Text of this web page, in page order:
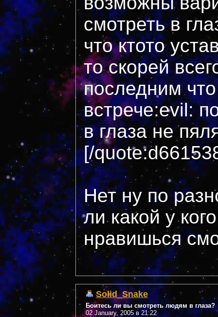
смотреть в
что ктото
то скорей
последним
встрече:evil:
в глаза не
[/
Нет ну по
ли какой у
нравишься
Solid_Snake
Боитесь ли вы смотреть людям в глаза?
02 January, 2005 в 21:22